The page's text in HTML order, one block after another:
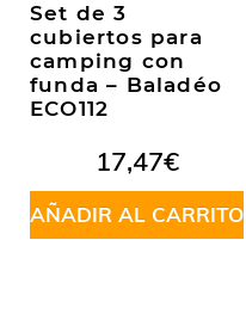
Set de 3
cubiertos para
camping con
funda – Baladéo
ECO112
17,47€
AÑADIR AL CARRITO